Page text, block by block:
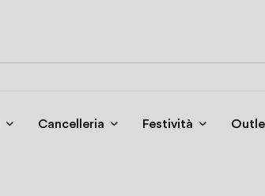
Cancelleria Festività